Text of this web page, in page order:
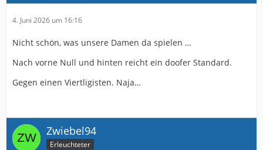
4. Juni 2026 um 16:16
Nicht schön, was unsere Damen da spielen …
Nach vorne Null und hinten reicht ein doofer Standard.
Gegen einen Viertligisten. Naja…
Zwiebel94
Erleuchteter